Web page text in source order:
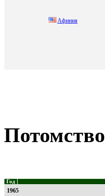
Aфиния
Потомство
Год
1965